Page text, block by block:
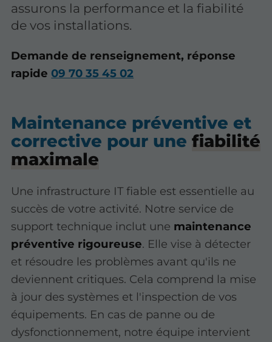
assurons la performance et la fiabilité
de vos installations.
Demande de renseignement, réponse
rapide 09 70 35 45 02
Maintenance préventive et
corrective pour unefiabilité
maximale
Une infrastructure IT fiable est essentielle au
succès de votre activité. Notre service de
support technique inclut une maintenance
préventive rigoureuse. Elle vise à détecter
et résoudre les problèmes avant qu'ils ne
deviennent critiques. Cela comprend la mise
à jour des systèmes et l'inspection de vos
équipements. En cas de panne ou de
dysfonctionnement, notre équipe intervient